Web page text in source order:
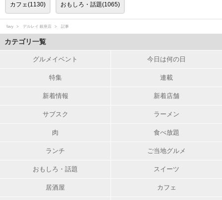
カフェ(1130) おもしろ・話題(1065)
favy デルレイ 銀座店 記事
カテゴリ一覧
グルメイベント 今日は何の日
特集 連載
新着情報 新着店舗
サブスク ラーメン
肉 食べ放題
ランチ ご当地グルメ
おもしろ・話題 スイーツ
居酒屋 カフェ